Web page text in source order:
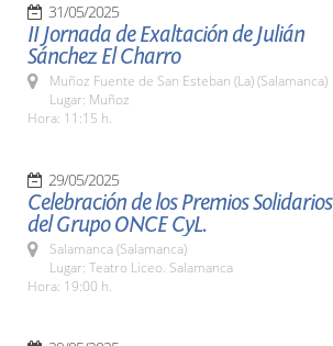
31/05/2025
II Jornada de Exaltación de Julián
Sánchez El Charro
Muñoz Fuente de San Esteban (La) (Salamanca)
Lugar: Muñoz
Hora: 11:15 h.
29/05/2025
Celebración de los Premios Solidarios
del Grupo ONCE CyL.
Salamanca (Salamanca)
Lugar: Teatro Liceo. Salamanca
Hora: 19:00 h.